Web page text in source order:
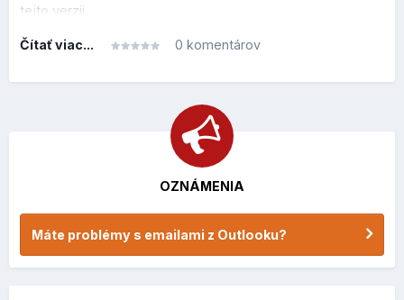
Dostupné sú akcie:
presun do koša (vymažete zbytočný email bez toho,
označenie vlajkou (zvýrazníte si správu, ak
potrebujete s ňou neskôr pracovať)
Pokročilé vyhľadávanie správ
Roundcube 1.7 prináša rozšírenú syntax vyhľadávania
podobnú moderným e-mailovým klientom. Pribudli nové
vyhľadávacie operátory a filtre.
tejto verzii.
WEBSTRÁNKA
Vytvorenie novej stránky
Od verzie10.195.0sa stránka dá vytvoriť oveľa
jednoduchšie aj cez mobil. Takže ak si stránku zresetujete
Čítať viac... 0 komentárov
OZNÁMENIA
Máte problémy s emailami z Outlooku?